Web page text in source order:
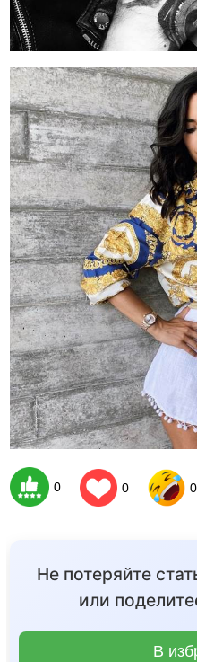
0 0 0
Не потеряйте
или
В